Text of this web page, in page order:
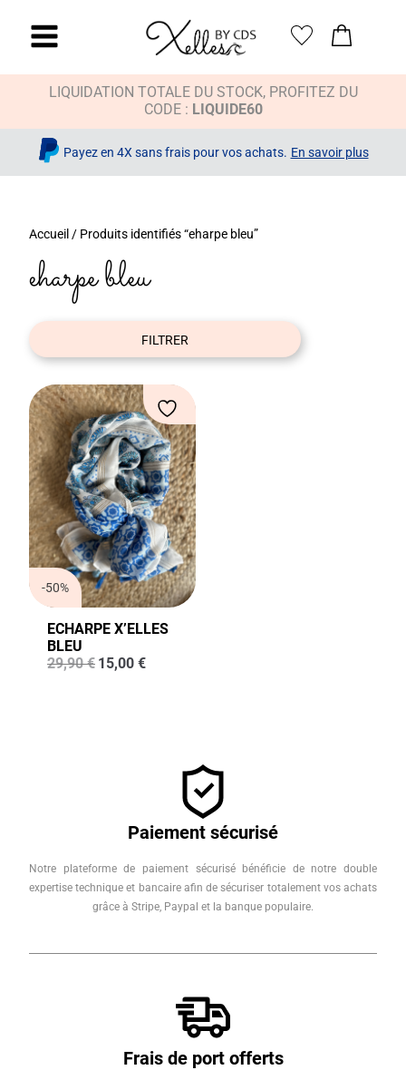
LIQUIDATION TOTALE DU STOCK, PROFITEZ DU
CODE : LIQUIDE60
Payez en 4X sans frais pour vos achats. En savoir plus
Accueil / Produits identifiés “eharpe bleu”
eharpe bleu
FILTRER
-50%
ECHARPE X’ELLES
BLEU
29,90€ Le
15,00 €Le
Paiement sécurisé
Notre plateforme de paiement sécurisé bénéficie de notre double
expertise technique et bancaire afin de sécuriser totalement vos achats
grâce à Stripe, Paypal et la banque populaire.
Frais de port offerts